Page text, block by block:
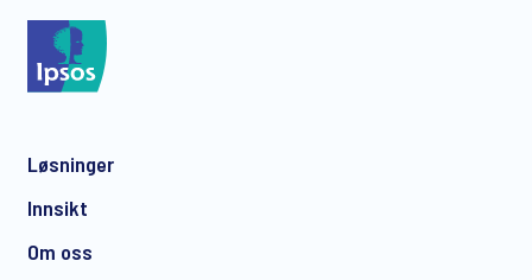
Løsninger
Innsikt
Om oss